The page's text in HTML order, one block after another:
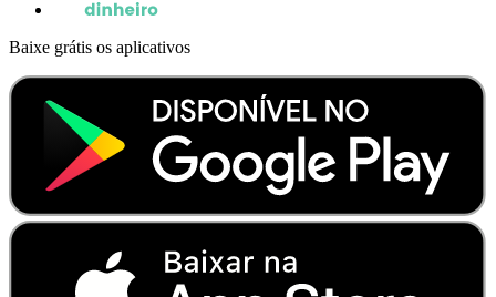
Baixe grátis os aplicativos